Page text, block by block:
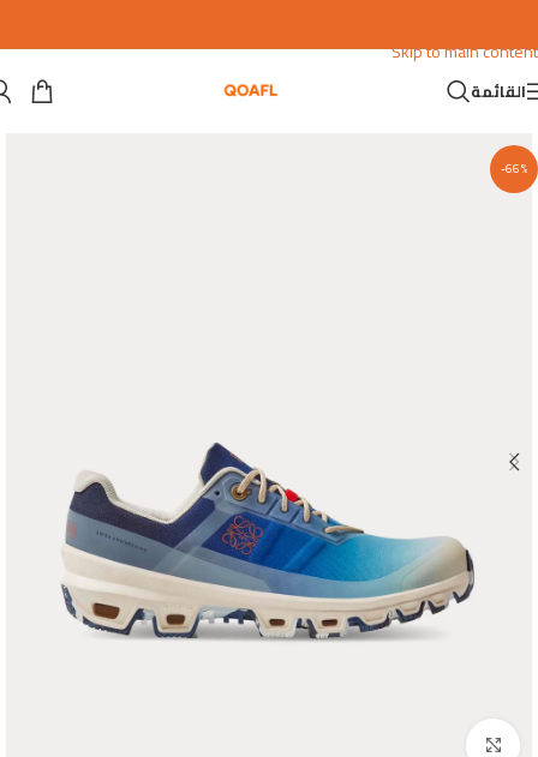
Skip to main content
القائمة
-66%
اضغط للتكبير